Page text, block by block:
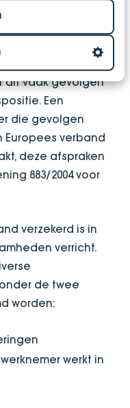
gaat werken,
in
dit vaak gevolgen
Een
die gevolgen
Europees verband
deze afspraken
883/2004 voor
verzekerd is in
verricht.
de twee
worden:
werkt in